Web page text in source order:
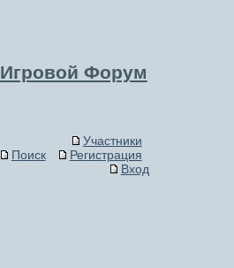
Игровой Форум
Поиск
Участники
Регистрация
Вход